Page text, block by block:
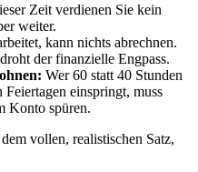
Zeit verdienen Sie kein
weiter.
kann nichts abrechnen.
der finanzielle Engpass.
Wer 60 statt 40 Stunden
einspringt, muss
Konto spüren.
vollen, realistischen Satz,